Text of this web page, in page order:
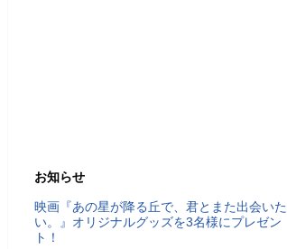
お知らせ
映画『あの星が降る丘で、君とまた出会いた
い。』オリジナルグッズを3名様にプレゼン
ト！